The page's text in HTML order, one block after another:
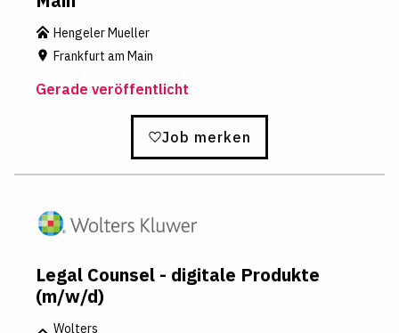
Hengeler Mueller
Frankfurt am Main
Gerade veröffentlicht
Job merken
Legal Counsel - digitale Produkte
(m/w/d)
Wolters